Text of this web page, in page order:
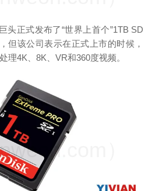
头正式发布了“世界上首个”1TB SD
但该公司表示在正式上市的时候，
理4K、8K、VR和360度视频。
）